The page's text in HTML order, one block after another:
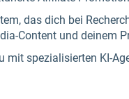
das dich bei
Content und deinem
spezialisierten KI-